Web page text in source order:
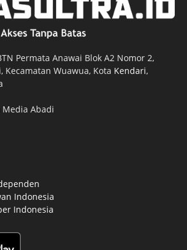
Permata Anawai Blok A2 Nomor 2,
Kecamatan Wuawua, Kota Kendari,
Media Abadi
Indonesia
Indonesia